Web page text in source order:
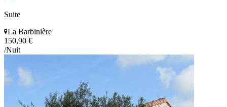
Suite
La Barbinière
150,90 €
/Nuit